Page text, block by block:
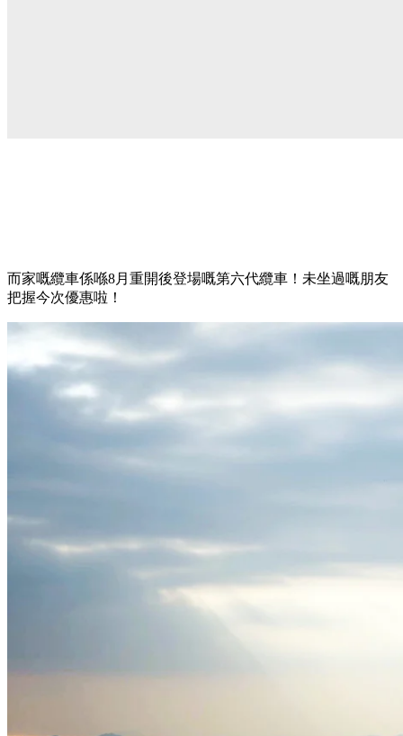
而家嘅纜車係喺8月重開後登場嘅第六代纜車！未坐過嘅朋友
把握今次優惠啦！